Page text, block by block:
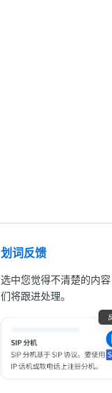
划词反馈
选中您觉得不清楚的内
们将跟进处理。